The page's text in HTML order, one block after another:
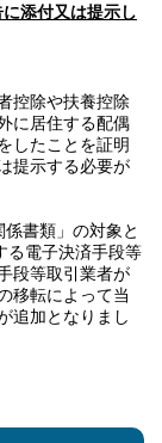
添付又は提示し
控除や扶養控除
に居住する配偶
したことを証明
提示する必要が
書類」の対象と
る電子決済手段等
段等取引業者が
移転によって当
追加となりまし